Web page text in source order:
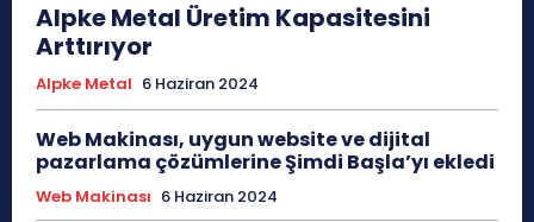
Alpke Metal Üretim Kapasitesini
Arttırıyor
Alpke Metal 6 Haziran 2024
Web Makinası, uygun website ve dijital
pazarlama çözümlerine Şimdi Başla’yı ekledi
Web Makinası 6 Haziran 2024